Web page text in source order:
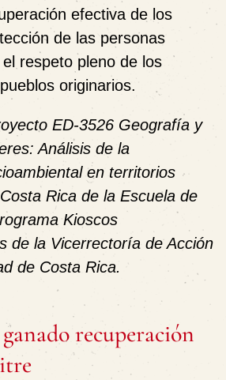
efectiva de los
de las personas
respeto pleno de los
originarios.
ED-3526 Geografía y
Análisis de la
en territorios
Rica de la Escuela de
Kioscos
de la Vicerrectoría de Acción
de Costa Rica.
recuperación